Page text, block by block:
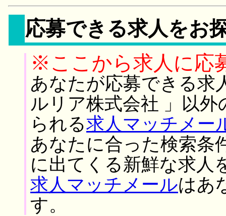
応募できる求人をお
※ここから求人に応
あなたが応募できる求
ルリア株式会社 」以
られる求人マッチメー
あなたに合った検索条
に出てくる新鮮な求人
求人マッチメールはあ
す。